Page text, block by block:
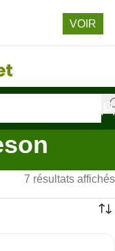
7 résultats affichés
VOIR